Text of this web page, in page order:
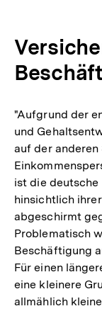
"Aufgrund der
und
auf der
ist die deutsche
hinsichtlich
abgeschirmt
Problematisch
Beschäftigung
Für einen
eine kleinere
allmählich